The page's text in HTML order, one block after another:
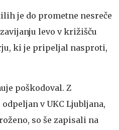
je do prometne nesreče
levo v križišču
ki je pripeljal nasproti,
poškodoval. Z
v UKC Ljubljana,
so še zapisali na